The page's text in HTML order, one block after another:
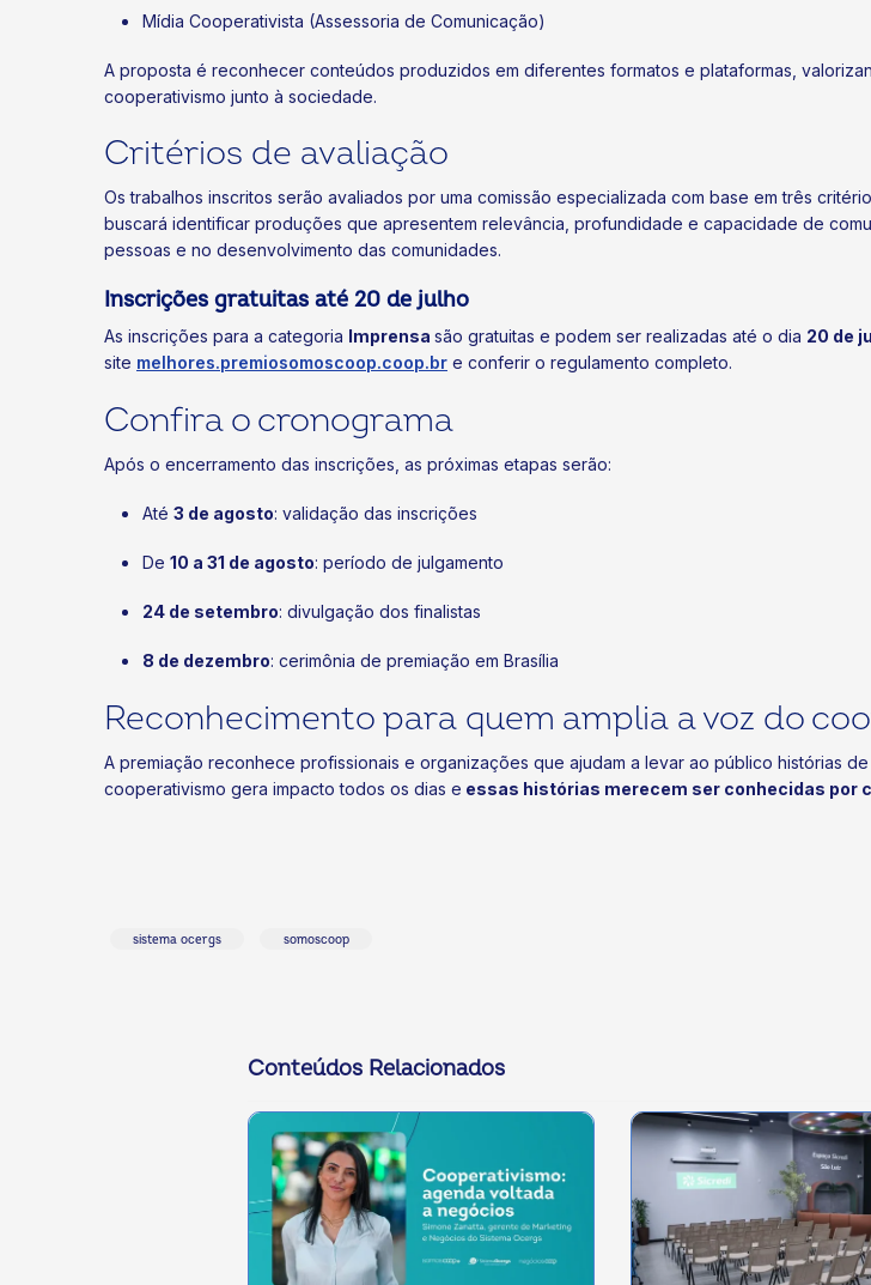
Mídia Cooperativista (Assessoria de Comunicação)
A proposta é reconhecer conteúdos produzidos em diferentes formatos e plataformas,
cooperativismo junto à sociedade.
Critérios de avaliação
Os trabalhos inscritos serão avaliados por uma comissão especializada com base em três
buscará identificar produções que apresentem relevância, profundidade e capacidade de
pessoas e no desenvolvimento das comunidades.
Inscrições gratuitas até 20 de julho
As inscrições para a categoria Imprensa são gratuitas e podem ser realizadas até o dia 20 de
site melhores.premiosomoscoop.coop.br e conferir o regulamento completo.
Confira o cronograma
Após o encerramento das inscrições, as próximas etapas serão:
Até 3 de agosto: validação das inscrições
De 10 a 31 de agosto: período de julgamento
24 de setembro: divulgação dos finalistas
8 de dezembro: cerimônia de premiação em Brasília
Reconhecimento para quem amplia a voz do
A premiação reconhece profissionais e organizações que ajudam a levar ao público histórias
cooperativismo gera impacto todos os dias e essas histórias merecem ser conhecidas por
sistema ocergs somoscoop
Conteúdos Relacionados